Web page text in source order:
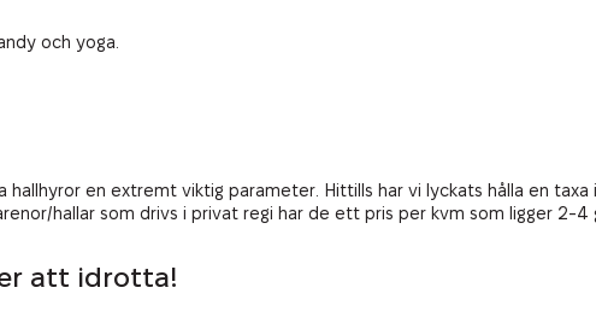
och yoga.
en extremt viktig parameter. Hittills har vi lyckats hålla en taxa
hallar som drivs i privat regi har de ett pris per kvm som ligger 2-4
att idrotta!